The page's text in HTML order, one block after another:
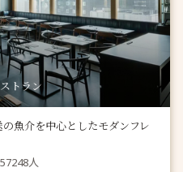
トラン
魚介を中心としたモダンフレ
57248人